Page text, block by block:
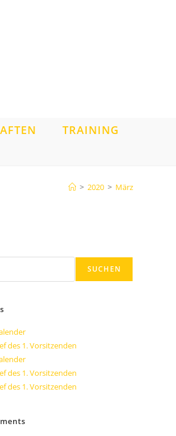
TRAINING
> 2020 > März
SUCHEN
des 1. Vorsitzenden
des 1. Vorsitzenden
des 1. Vorsitzenden